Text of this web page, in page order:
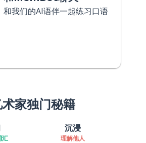
和我们的AI语伴一起练习口语
家独门秘籍
汇
沉浸
理解他人